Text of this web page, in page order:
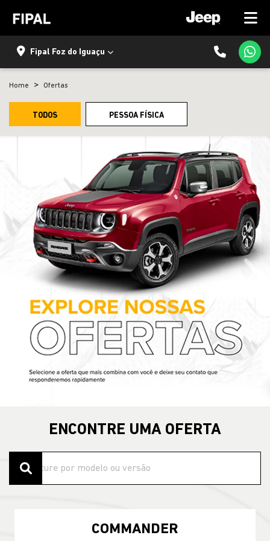
Fipal Foz do Iguaçu
Home Ofertas
TODOS PESSOA FÍSICA